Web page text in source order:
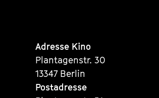
Adresse Kino
Plantagenstr. 30
13347 Berlin
Postadresse